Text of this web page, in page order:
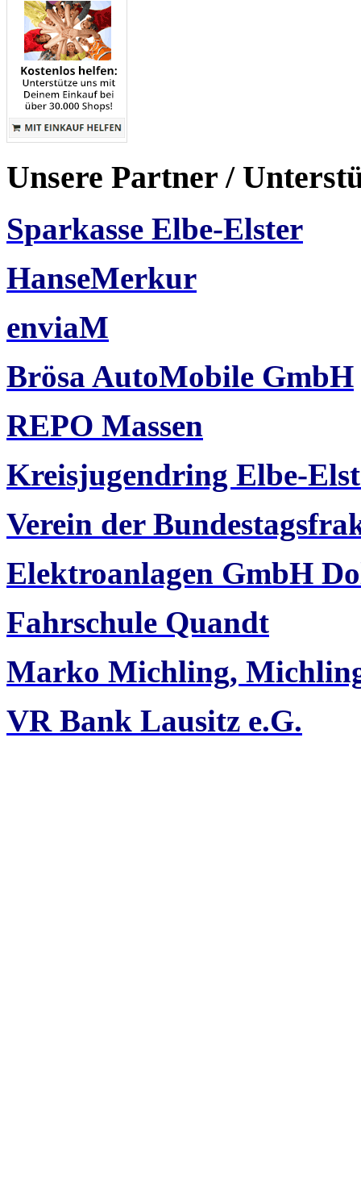
Unsere Partner /
Sparkasse Elbe-Elster
HanseMerkur
enviaM
Brösa AutoMobile GmbH
REPO Massen
Kreisjugendring Elbe-
Verein der
Elektroanlagen GmbH
Fahrschule Quandt
Marko Michling,
VR Bank Lausitz e.G.